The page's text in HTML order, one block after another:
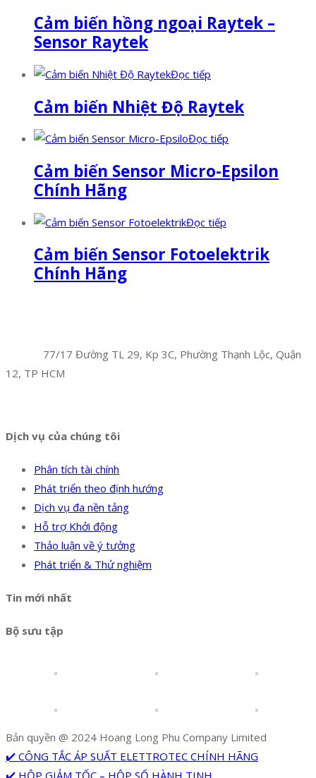
Cảm biến hồng ngoại Raytek –
Sensor Raytek
Đọc tiếp
Cảm biến Nhiệt Độ Raytek
Đọc tiếp
Cảm biến Sensor Micro-Epsilon
Chính Hãng
Đọc tiếp
Cảm biến Sensor Fotoelektrik
Chính Hãng
77/17 Đường TL 29, Kp 3C, Phường Thạnh Lộc, Quận
12, TP HCM
Dịch vụ của chúng tôi
Phân tích tài chính
Phát triển theo định hướng
Dịch vụ đa nền tảng
Hỗ trợ Khởi động
Thảo luận về ý tưởng
Phát triển & Thử nghiệm
Tin mới nhất
Bộ sưu tập
Bản quyền @ 2024 Hoang Long Phu Company Limited
✔️ CÔNG TẮC ÁP SUẤT ELETTROTEC CHÍNH HÃNG
✔️ HỘP GIẢM TỐC – HỘP SỐ HÀNH TINH